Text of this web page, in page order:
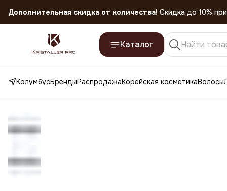
Скидка 45% на все товары до 31.07.2026
Каталог
КолумбусБрендыРаспродажаКорейская косметикаВолосы